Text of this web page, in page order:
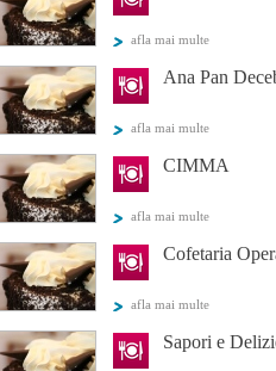
afla mai multe
Ana Pan
afla mai multe
CIMMA
afla mai multe
Cofetaria
afla mai multe
Sapori e